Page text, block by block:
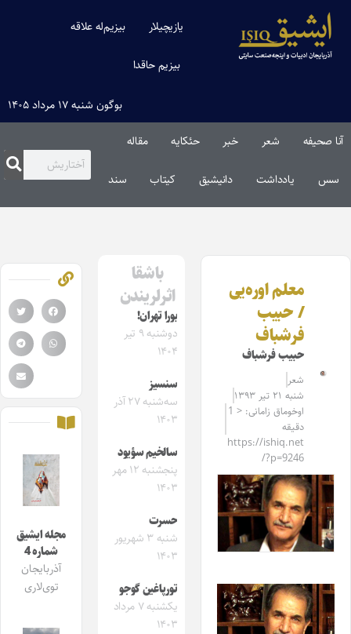
یازیچیلار بیزیم‌له علاقه
بیزیم حاقدا
بوگون شنبه ۱۷ مرداد ۱۴۰۵
آنا صحیفه شعر خبر حئکایه مقاله‌
سس یادداشت دانیشیق کیتاب سند
معلم اوره‌یی
/ حبیب
فرشباف
حبیب فرشباف
شعر
شنبه ۲۱ تیر ۱۳۹۳
اوخوماق زامانی: < 1
دقیقه
https://ishiq.net
/?p=9246
باشقا
اثرلریندن
بورا تهران!
دوشنبه ۹ تیر
۱۴۰۴
سنسیز
سه‌شنبه ۲۷ آذر
۱۴۰۳
سالخیم سؤیود
پنجشنبه ۱۲ مهر
۱۴۰۳
حسرت
شنبه ۳ شهریور
۱۴۰۳
تورپاغین گوجو
یکشنبه ۷ مرداد
۱۴۰۳
مجله ایشیق
شماره 4
آذربایجان
توی‌لاری